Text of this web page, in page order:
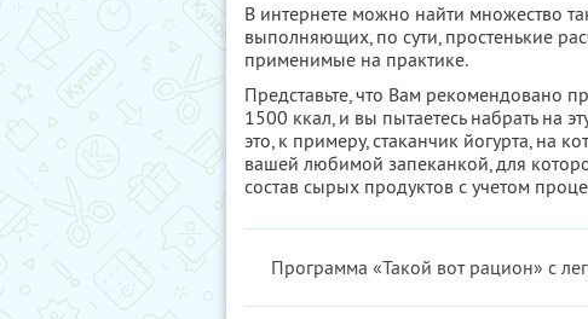
В интернете можно найти множество
выполняющих, по сути, простенькие
применимые на практике.
Представьте, что Вам рекомендовано
1500 ккал, и вы пытаетесь набрать на
это, к примеру, стаканчик йогурта, на
вашей любимой запеканкой, для
состав сырых продуктов с учетом
Программа «Такой вот рацион» с